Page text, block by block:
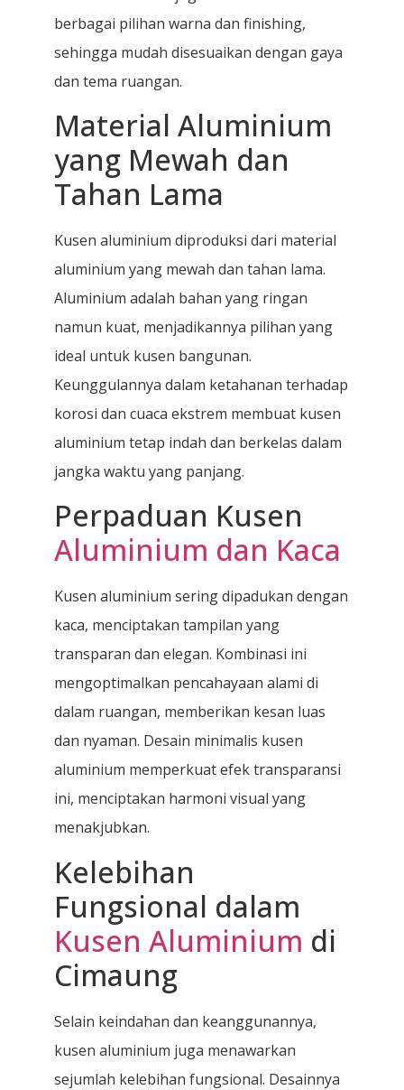
berbagai pilihan warna dan finishing,
sehingga mudah disesuaikan dengan gaya
dan tema ruangan.
Material Aluminium
yang Mewah dan
Tahan Lama
Kusen aluminium diproduksi dari material
aluminium yang mewah dan tahan lama.
Aluminium adalah bahan yang ringan
namun kuat, menjadikannya pilihan yang
ideal untuk kusen bangunan.
Keunggulannya dalam ketahanan terhadap
korosi dan cuaca ekstrem membuat kusen
aluminium tetap indah dan berkelas dalam
jangka waktu yang panjang.
Perpaduan Kusen
Aluminium dan Kaca
Kusen aluminium sering dipadukan dengan
kaca, menciptakan tampilan yang
transparan dan elegan. Kombinasi ini
mengoptimalkan pencahayaan alami di
dalam ruangan, memberikan kesan luas
dan nyaman. Desain minimalis kusen
aluminium memperkuat efek transparansi
ini, menciptakan harmoni visual yang
menakjubkan.
Kelebihan
Fungsional dalam
Kusen Aluminium di
Cimaung
Selain keindahan dan keanggunannya,
kusen aluminium juga menawarkan
sejumlah kelebihan fungsional. Desainnya